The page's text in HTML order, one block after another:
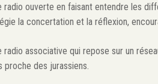
radio ouverte en faisant entendre les
la concertation et la réflexion,
radio associative qui repose sur un
proche des jurassiens.